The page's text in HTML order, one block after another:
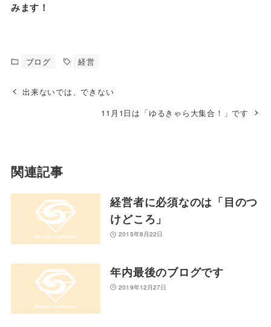
みます！
ブログ 経営
出来ないでは、できない
11月1日は「ゆるきゃら大集合！」です
関連記事
経営者に必須なのは「目のつ
けどころ」
2015年8月22日
年内最後のブログです
2019年12月27日